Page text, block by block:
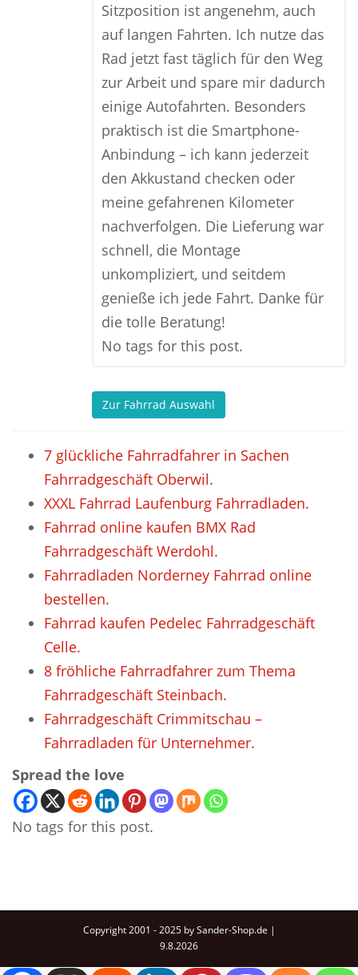
Sitzposition ist angenehm, auch
auf langen Fahrten. Ich nutze das
Rad jetzt fast täglich für den Weg
zur Arbeit und spare mir dadurch
einige Autofahrten. Besonders
praktisch ist die Smartphone-
Anbindung – ich kann jederzeit
den Akkustand checken oder
meine gefahrenen Kilometer
nachverfolgen. Die Lieferung war
schnell, die Montage
unkompliziert, und seitdem
genieße ich jede Fahrt. Danke für
die tolle Beratung!
No tags for this post.
Zur Fahrrad Auswahl
7 glückliche Fahrradfahrer in Sachen
Fahrradgeschäft Oberwil.
XXXL Fahrrad Laufenburg Fahrradladen.
Fahrrad online kaufen BMX Rad
Fahrradgeschäft Werdohl.
Fahrradladen Norderney Fahrrad online
bestellen.
Fahrrad kaufen Pedelec Fahrradgeschäft
Celle.
8 fröhliche Fahrradfahrer zum Thema
Fahrradgeschäft Steinbach.
Fahrradgeschäft Crimmitschau –
Fahrradladen für Unternehmer.
Spread the love
No tags for this post.
Copyright 2001 - 2025 by Sander-Shop.de |
9.8.2026